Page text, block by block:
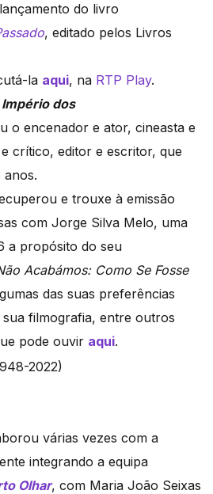
do livro
, editado pelos Livros
la aqui, na RTP Play.
Império dos
o encenador e ator, cineasta e
crítico, editor e escritor, que
anos.
e trouxe à emissão
com Jorge Silva Melo, uma
a propósito do seu
Acabámos: Como Se Fosse
das suas preferências
filmografia, entre outros
pode ouvir aqui.
várias vezes com a
integrando a equipa
Olhar, com Maria João Seixas